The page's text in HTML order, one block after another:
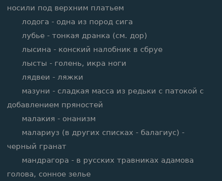
носили под верхним платьем
лодога - одна из пород сига
лубье - тонкая дранка (см. дор)
лысина - конский налобник в сбруе
лысты - голень, икра ноги
лядвеи - ляжки
мазуни - сладкая масса из редьки с патокой с
добавлением пряностей
малакия - онанизм
малариуз (в других списках - балагиус) -
черный гранат
мандрагора - в русских травниках адамова
голова, сонное зелье